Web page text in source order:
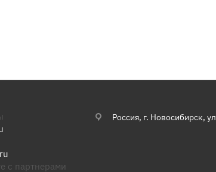
с партнерами
Россия, г. Новосибирск,